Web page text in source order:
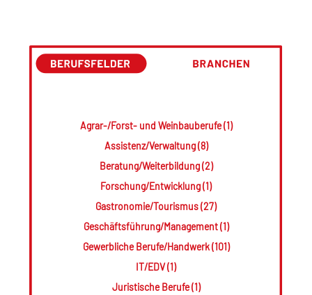
Agrar-/Forst- und Weinbauberufe (1)
Assistenz/Verwaltung (8)
Beratung/Weiterbildung (2)
Forschung/Entwicklung (1)
Gastronomie/Tourismus (27)
Geschäftsführung/Management (1)
Gewerbliche Berufe/Handwerk (101)
IT/EDV (1)
Juristische Berufe (1)